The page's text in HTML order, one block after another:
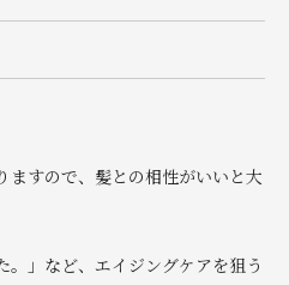
ますので、髪との相性がいいと大
」など、エイジングケアを狙う